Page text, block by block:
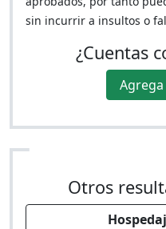
sin incurrir a insultos o
¿Cuentas
Otros